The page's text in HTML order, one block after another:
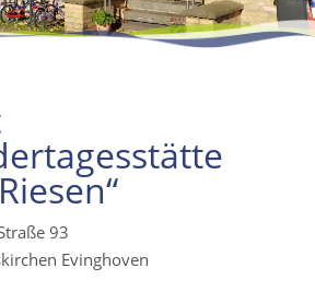
93
Evinghoven